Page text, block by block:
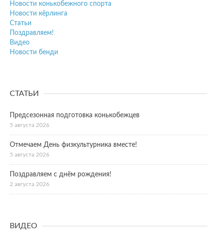
Новости конькобежного спорта
Новости кёрлинга
Статьи
Поздравляем!
Видео
Новости бенди
СТАТЬИ
Предсезонная подготовка конькобежцев
5 августа 2026
Отмечаем День физкультурника вместе!
5 августа 2026
Поздравляем с днём рождения!
2 августа 2026
ВИДЕО